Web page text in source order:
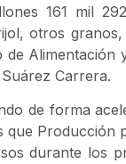
161 mil
otros
Alimentación
Carrera.
de forma
que
durante los